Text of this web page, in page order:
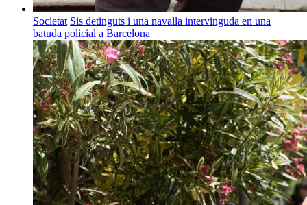
Societat Sis detinguts i una navalla intervinguda en una
batuda policial a Barcelona